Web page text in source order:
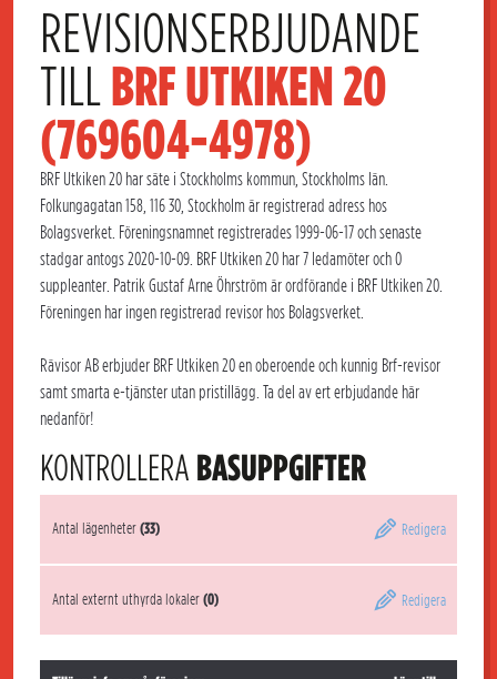
REVISIONSERBJUDANDE
TILL BRF UTKIKEN 20
(769604-4978)
BRF Utkiken 20 har säte i Stockholms kommun, Stockholms län.
Folkungagatan 158, 116 30, Stockholm är registrerad adress hos
Bolagsverket. Föreningsnamnet registrerades 1999-06-17 och senaste
stadgar antogs 2020-10-09. BRF Utkiken 20 har 7 ledamöter och 0
suppleanter. Patrik Gustaf Arne Öhrström är ordförande i BRF Utkiken 20.
Föreningen har ingen registrerad revisor hos Bolagsverket.
Rävisor AB erbjuder BRF Utkiken 20 en oberoende och kunnig Brf-revisor
samt smarta e-tjänster utan pristillägg. Ta del av ert erbjudande här
nedanför!
KONTROLLERA BASUPPGIFTER
Antal lägenheter(33) Redigera
Antal externt uthyrda lokaler(0) Redigera